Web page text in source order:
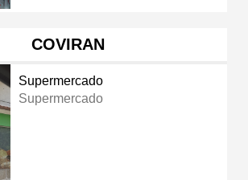
COVIRAN
Supermercado
Supermercado